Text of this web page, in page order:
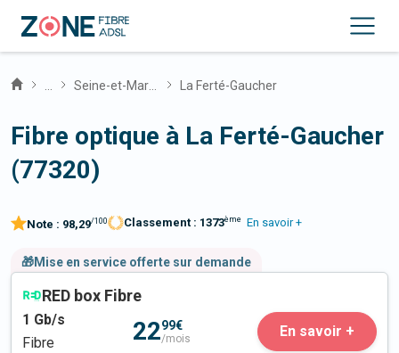
La Ferté-Gaucher
Fibre optique à La Ferté-Gaucher
(77320)
Note : 98,29/100 Classement : 1373ème En savoir +
🎁Mise en service offerte sur demande
RED box Fibre
1 Gb/s
Fibre
2299€
/mois En savoir +